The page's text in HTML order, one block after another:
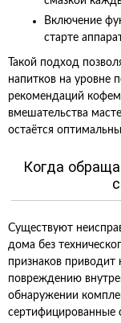
Включение
старте
Такой подход
напитков на уровне
рекомендаций
вмешательства
остаётся
Когда
Существуют
дома без
признаков приводит
повреждению
обнаружении
сертифицированные